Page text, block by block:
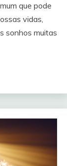
que pode
vidas,
sonhos muitas